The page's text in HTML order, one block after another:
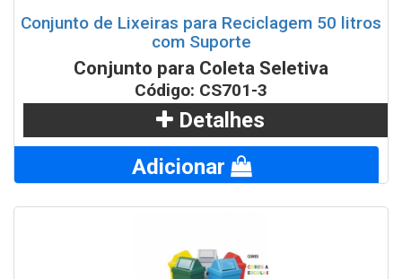
Conjunto de Lixeiras para Reciclagem 50 litros
com Suporte
Conjunto para Coleta Seletiva
Código: CS701-3
Detalhes
Adicionar